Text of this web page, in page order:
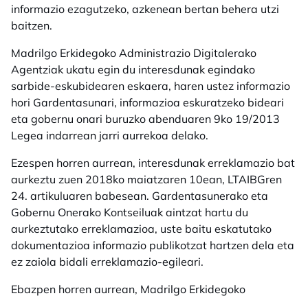
informazio ezagutzeko, azkenean bertan behera utzi
baitzen.
Madrilgo Erkidegoko Administrazio Digitalerako
Agentziak ukatu egin du interesdunak egindako
sarbide-eskubidearen eskaera, haren ustez informazio
hori Gardentasunari, informazioa eskuratzeko bideari
eta gobernu onari buruzko abenduaren 9ko 19/2013
Legea indarrean jarri aurrekoa delako.
Ezespen horren aurrean, interesdunak erreklamazio bat
aurkeztu zuen 2018ko maiatzaren 10ean, LTAIBGren
24. artikuluaren babesean. Gardentasunerako eta
Gobernu Onerako Kontseiluak aintzat hartu du
aurkeztutako erreklamazioa, uste baitu eskatutako
dokumentazioa informazio publikotzat hartzen dela eta
ez zaiola bidali erreklamazio-egileari.
Ebazpen horren aurrean, Madrilgo Erkidegoko